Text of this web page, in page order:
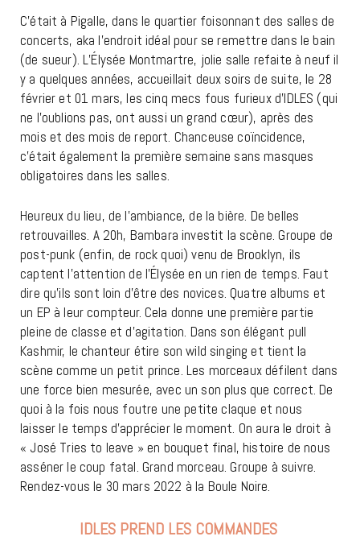
C’était à Pigalle, dans le quartier foisonnant des salles de
concerts, aka l’endroit idéal pour se remettre dans le bain
(de sueur). L’Élysée Montmartre, jolie salle refaite à neuf il
y a quelques années, accueillait deux soirs de suite, le 28
février et 01 mars, les cinq mecs fous furieux d’IDLES (qui
ne l’oublions pas, ont aussi un grand cœur), après des
mois et des mois de report. Chanceuse coïncidence,
c’était également la première semaine sans masques
obligatoires dans les salles.
Heureux du lieu, de l’ambiance, de la bière. De belles
retrouvailles. A 20h, Bambara investit la scène. Groupe de
post-punk (enfin, de rock quoi) venu de Brooklyn, ils
captent l’attention de l’Élysée en un rien de temps. Faut
dire qu’ils sont loin d’être des novices. Quatre albums et
un EP à leur compteur. Cela donne une première partie
pleine de classe et d’agitation. Dans son élégant pull
Kashmir, le chanteur étire son wild singing et tient la
scène comme un petit prince. Les morceaux défilent dans
une force bien mesurée, avec un son plus que correct. De
quoi à la fois nous foutre une petite claque et nous
laisser le temps d’apprécier le moment. On aura le droit à
« José Tries to leave » en bouquet final, histoire de nous
asséner le coup fatal. Grand morceau. Groupe à suivre.
Rendez-vous le 30 mars 2022 à la Boule Noire.
IDLES PREND LES COMMANDES